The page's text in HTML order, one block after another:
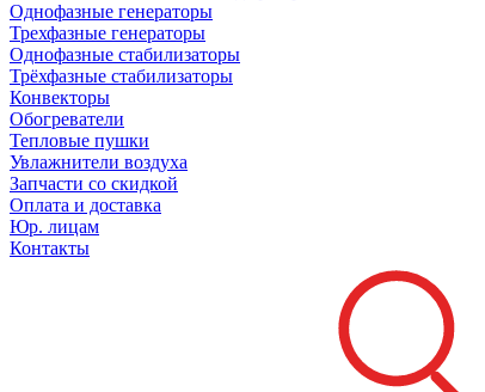
Однофазные генераторы
Трехфазные генераторы
Однофазные стабилизаторы
Трёхфазные стабилизаторы
Конвекторы
Обогреватели
Тепловые пушки
Увлажнители воздуха
Запчасти со скидкой
Оплата и доставка
Юр. лицам
Контакты